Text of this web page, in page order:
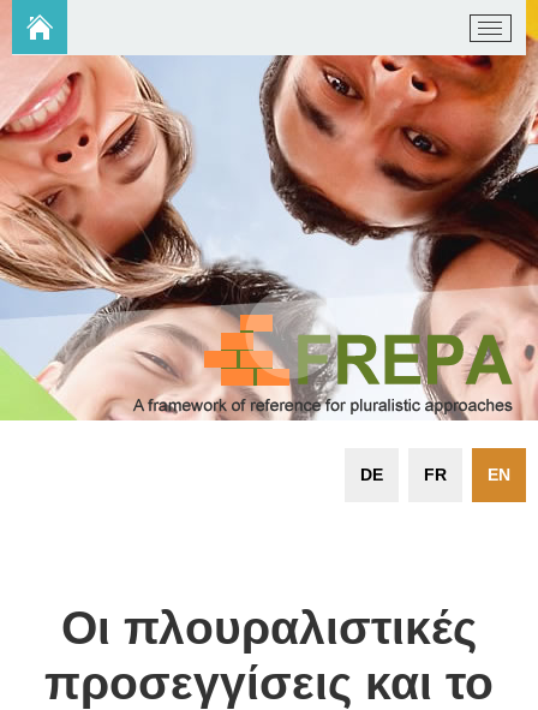
EN
FR
DE
Οι πλουραλιστικές
προσεγγίσεις και το